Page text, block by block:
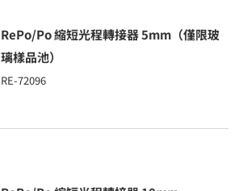
RePo/Po 縮短光程轉接器 5mm（僅限玻
璃樣品池）
RE-72096